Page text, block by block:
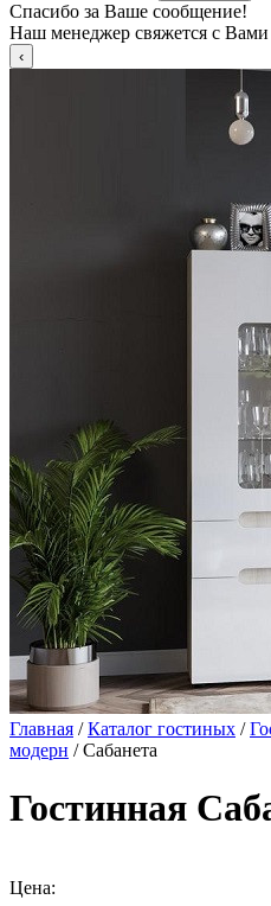
Спасибо за Ваше сообщение!
Наш менеджер свяжется с
Главная /Каталог гостиных /
модерн / Сабанета
Гостинная
Цена: